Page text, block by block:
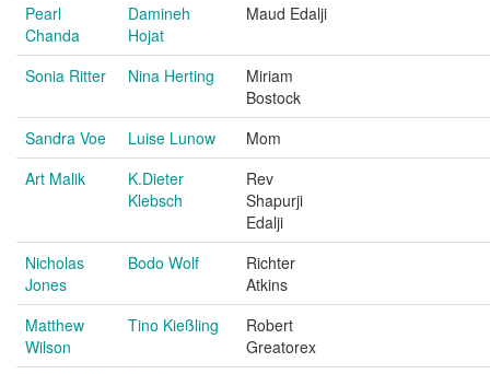
Pearl
Chanda
Damineh
Hojat
Maud Edalji
Sonia Ritter Nina Herting
Miriam
Bostock
Sandra Voe
Luise Lunow
Mom
Art Malik
K.Dieter
Klebsch
Rev
Shapurji
Edalji
Nicholas
Jones
Bodo Wolf
Richter
Atkins
Matthew
Wilson
Tino Kießling
Robert
Greatorex